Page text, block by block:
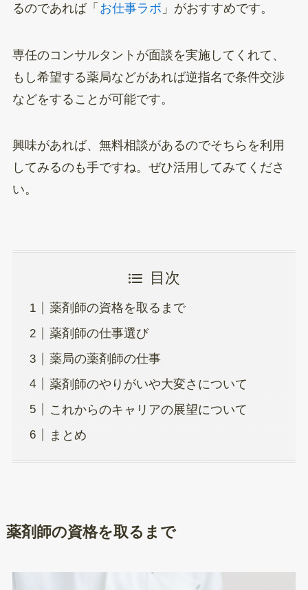
るのであれば「 お仕事ラボ 」がおすすめです。
専任のコンサルタントが面談を実施してくれて、
もし希望する薬局などがあれば逆指名で条件交渉
などをすることが可能です。
興味があれば、無料相談があるのでそちらを利用
してみるのも手ですね。ぜひ活用してみてくださ
い。
目次
薬剤師の資格を取るまで
薬剤師の仕事選び
薬局の薬剤師の仕事
薬剤師のやりがいや大変さについて
これからのキャリアの展望について
まとめ
薬剤師の資格を取るまで